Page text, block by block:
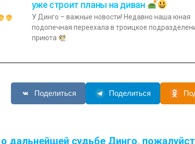
уже строит планы на диван
У Динго – важные новости! Недавно наша юная
подопечная переехала в троицкое
приюта
Поделиться Поделиться
дальнейшей судьбе Динго,